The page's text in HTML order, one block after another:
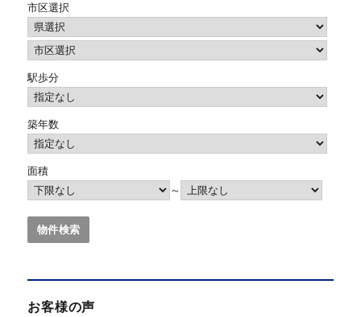
市区選択
駅歩分
築年数
面積
～
お客様の声